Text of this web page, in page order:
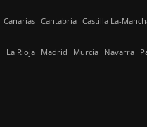
Canarias Cantabria Castilla La-
La Rioja Madrid Murcia Navarra